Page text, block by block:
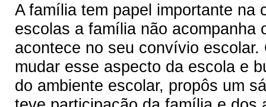
A família tem papel importante na
escolas a família não acompanha
acontece no seu convívio
mudar esse aspecto da escola e
do ambiente escolar, propôs um